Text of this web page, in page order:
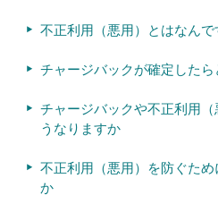
不正利用（悪用）とはなんで
チャージバックが確定した
チャージバックや不正利用
うなりますか
不正利用（悪用）を防ぐた
か